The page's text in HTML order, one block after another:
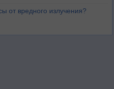
от вредного излучения?